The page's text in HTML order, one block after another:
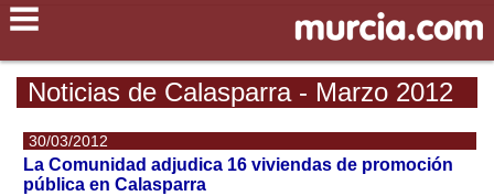
Noticias de Calasparra - Marzo 2012
30/03/2012
La Comunidad adjudica 16 viviendas de promoción
pública en Calasparra